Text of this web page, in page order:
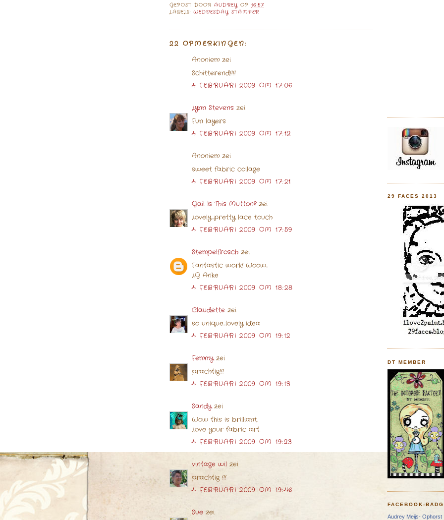
GEPOST DOORAUDREY OP16:57
LABELS:WEDNESDAY STAMPER
22 OPMERKINGEN:
Anoniem zei
Schitterend!!!!
4 FEBRUARI 2009 OM 17:06
Lynn Stevens zei
Fun layers
4 FEBRUARI 2009 OM 17:12
Anoniem zei
sweet fabric collage
4 FEBRUARI 2009 OM 17:21
Gail Is This Mutton?zei
Lovely....pretty lace touch
4 FEBRUARI 2009 OM 17:59
Stempelfrosch zei
Fantastic work! Woow...
LG Anke
4 FEBRUARI 2009 OM 18:28
Claudette zei
so unique....lovely idea
4 FEBRUARI 2009 OM 19:12
Femmyzei
prachtig!!!
4 FEBRUARI 2009 OM 19:13
Sandyzei
Wow this is brilliant.
Love your fabric art.
4 FEBRUARI 2009 OM 19:23
vintage wil zei
prachtig !!!
4 FEBRUARI 2009 OM 19:46
Sue zei
29 FACES 2013
DT MEMBER
FACEBOOK-
Audrey Meijs- Ophorst